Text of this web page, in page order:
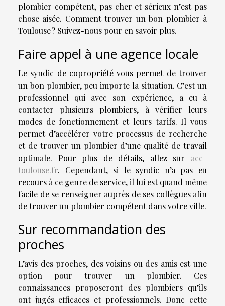
plombier compétent, pas cher et sérieux n’est pas
chose aisée. Comment trouver un bon plombier à
Toulouse ? Suivez-nous pour en savoir plus.
Faire appel à une agence locale
Le syndic de copropriété vous permet de trouver
un bon plombier, peu importe la situation. C’est un
professionnel qui avec son expérience, a eu à
contacter plusieurs plombiers, à vérifier leurs
modes de fonctionnement et leurs tarifs. Il vous
permet d’accélérer votre processus de recherche
et de trouver un plombier d’une qualité de travail
optimale. Pour plus de détails, allez sur acc-
toulouse.fr. Cependant, si le syndic n’a pas eu
recours à ce genre de service, il lui est quand même
facile de se renseigner auprès de ses collègues afin
de trouver un plombier compétent dans votre ville.
Sur recommandation des
proches
L’avis des proches, des voisins ou des amis est une
option pour trouver un plombier. Ces
connaissances proposeront des plombiers qu’ils
ont jugés efficaces et professionnels. Donc cette